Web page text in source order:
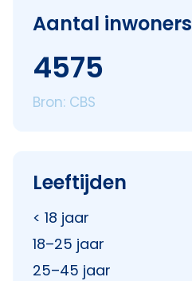
Aantal inwoners
4575
Bron: CBS
Leeftijden
< 18 jaar
18–25 jaar
25–45 jaar